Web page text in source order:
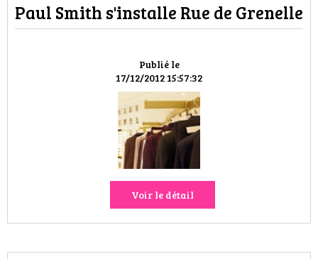
MODE DE RUE
HISTOIRE DES MARQUES
DÉCO
VOYAGES & LOISIRS
Publié le
17/12/2012 15:57:32
Paul Smith s'installe Rue de Grenelle
Voir le détail